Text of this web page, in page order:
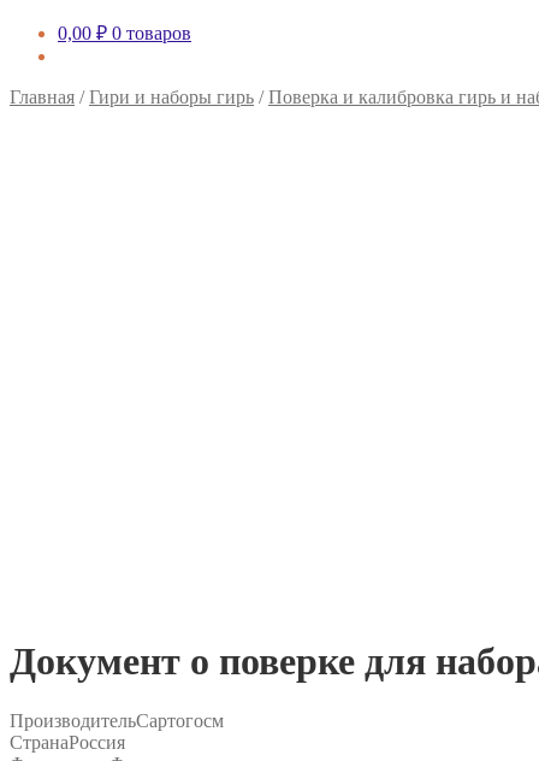
0,00 ₽ 0 товаров
Главная /Гири и наборы гирь /Поверка и калибровка гирь и
Документ о поверке для
ПроизводительСартогосм
СтранаРоссия